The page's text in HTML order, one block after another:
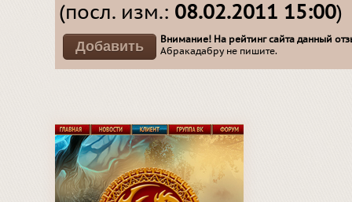
(посл. изм.: 08.02.2011 15:00)
Внимание! На рейтинг сайта данный
Абракадабру не пишите.